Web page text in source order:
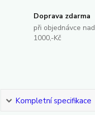
Doprava zdarma
při objednávce nad
1000,-Kč
Kompletní specifikace